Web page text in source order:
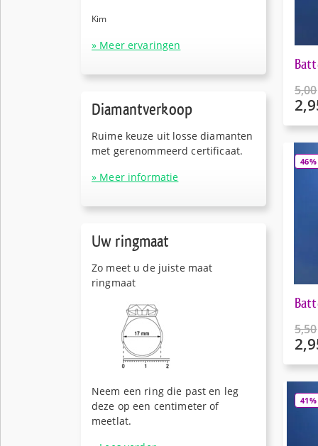
Kim
» Meer ervaringen
Diamantverkoop
Ruime keuze uit losse diamanten
met gerenommeerd certificaat.
» Meer informatie
Uw ringmaat
Zo meet u de juiste maat
ringmaat
Neem een ring die past en leg
deze op een centimeter of
meetlat.
5,00
is:
46%
5,50
is:
41%